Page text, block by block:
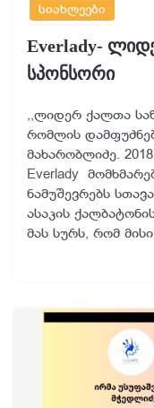
სიახლეები
Everlady-
სპონსორი
,,ლიდერ ქალთა
რომლის
მახარობლიძე.
Everlady
ნამუშევრებს
ასაკის
მას სურს, რომ